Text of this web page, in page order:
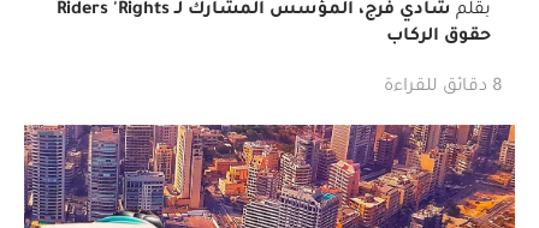
بقلم
شادي فرج، المؤسس المشارك لـ Riders 'Rights
حقوق الركاب
8 دقائق للقراءة